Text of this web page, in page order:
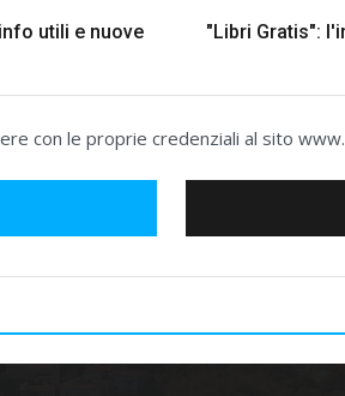
utili e nuove
"Libri Gratis":
con le proprie credenziali al sito